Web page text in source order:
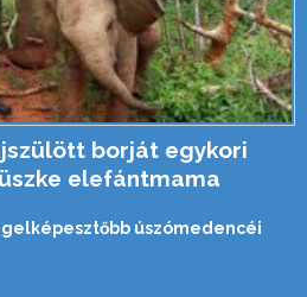
borját egykori
elefántmama
úszómedencéi